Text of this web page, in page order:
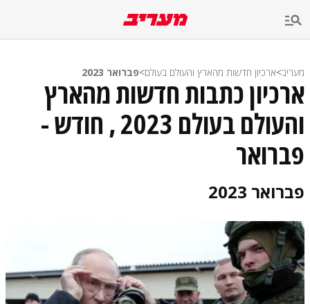
מעריב>ארכיון חדשות מהארץ והעולם בעולם>פברואר 2023
ארכיון כתבות חדשות מהארץ
והעולם בעולם 2023 , חודש -
פברואר
פברואר 2023